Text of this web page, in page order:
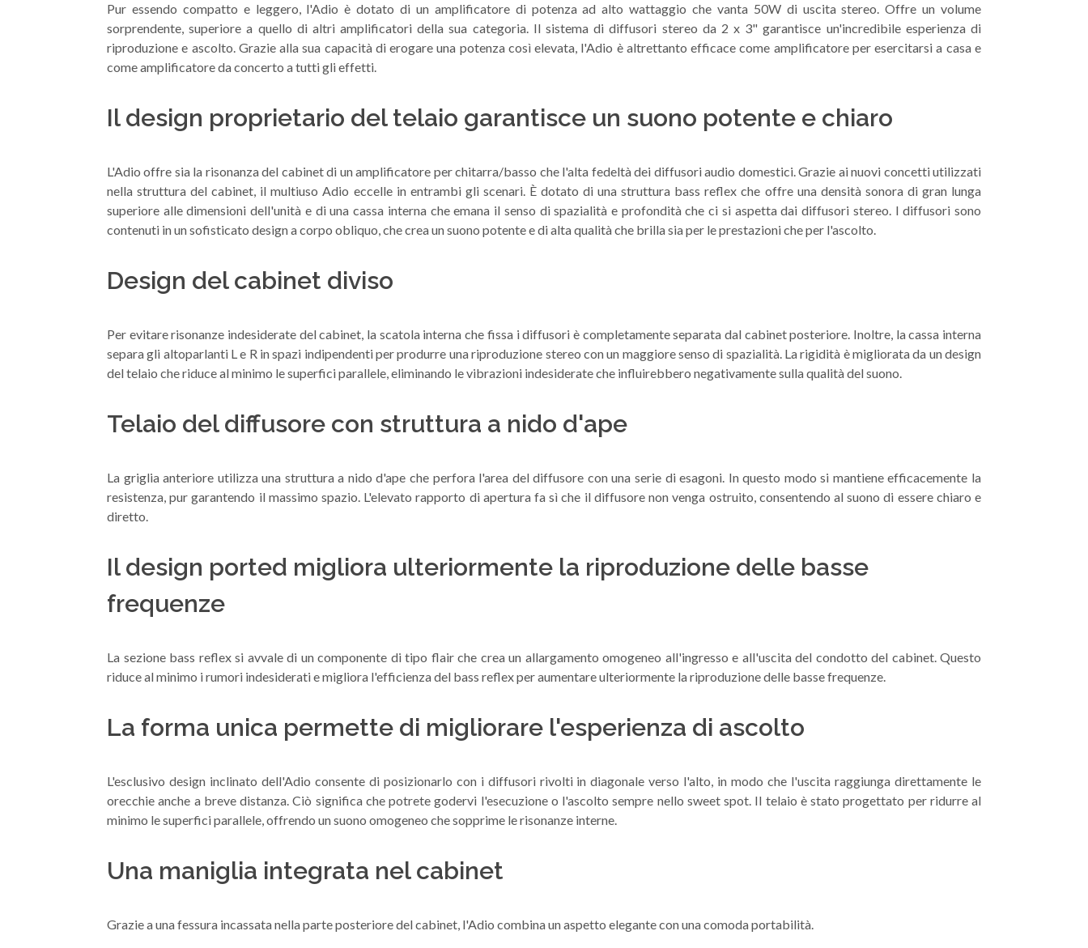
Pur essendo compatto e leggero, l'Adio è dotato di un amplificatore di potenza ad alto wattaggio che vanta 50W di uscita stereo. Offre un volume
sorprendente, superiore a quello di altri amplificatori della sua categoria. Il sistema di diffusori stereo da 2 x 3" garantisce un'incredibile esperienza di
riproduzione e ascolto. Grazie alla sua capacità di erogare una potenza così elevata, l'Adio è altrettanto efficace come amplificatore per esercitarsi a casa e
come amplificatore da concerto a tutti gli effetti.
Il design proprietario del telaio garantisce un suono potente e chiaro
L'Adio offre sia la risonanza del cabinet di un amplificatore per chitarra/basso che l'alta fedeltà dei diffusori audio domestici. Grazie ai nuovi concetti utilizzati
nella struttura del cabinet, il multiuso Adio eccelle in entrambi gli scenari. È dotato di una struttura bass reflex che offre una densità sonora di gran lunga
superiore alle dimensioni dell'unità e di una cassa interna che emana il senso di spazialità e profondità che ci si aspetta dai diffusori stereo. I diffusori sono
contenuti in un sofisticato design a corpo obliquo, che crea un suono potente e di alta qualità che brilla sia per le prestazioni che per l'ascolto.
Design del cabinet diviso
Per evitare risonanze indesiderate del cabinet, la scatola interna che fissa i diffusori è completamente separata dal cabinet posteriore. Inoltre, la cassa interna
separa gli altoparlanti L e R in spazi indipendenti per produrre una riproduzione stereo con un maggiore senso di spazialità. La rigidità è migliorata da un design
del telaio che riduce al minimo le superfici parallele, eliminando le vibrazioni indesiderate che influirebbero negativamente sulla qualità del suono.
Telaio del diffusore con struttura a nido d'ape
La griglia anteriore utilizza una struttura a nido d'ape che perfora l'area del diffusore con una serie di esagoni. In questo modo si mantiene efficacemente la
resistenza, pur garantendo il massimo spazio. L'elevato rapporto di apertura fa sì che il diffusore non venga ostruito, consentendo al suono di essere chiaro e
diretto.
Il design ported migliora ulteriormente la riproduzione delle basse
frequenze
La sezione bass reflex si avvale di un componente di tipo flair che crea un allargamento omogeneo all'ingresso e all'uscita del condotto del cabinet. Questo
riduce al minimo i rumori indesiderati e migliora l'efficienza del bass reflex per aumentare ulteriormente la riproduzione delle basse frequenze.
La forma unica permette di migliorare l'esperienza di ascolto
L'esclusivo design inclinato dell'Adio consente di posizionarlo con i diffusori rivolti in diagonale verso l'alto, in modo che l'uscita raggiunga direttamente le
orecchie anche a breve distanza. Ciò significa che potrete godervi l'esecuzione o l'ascolto sempre nello sweet spot. Il telaio è stato progettato per ridurre al
minimo le superfici parallele, offrendo un suono omogeneo che sopprime le risonanze interne.
Una maniglia integrata nel cabinet
Grazie a una fessura incassata nella parte posteriore del cabinet, l'Adio combina un aspetto elegante con una comoda portabilità.